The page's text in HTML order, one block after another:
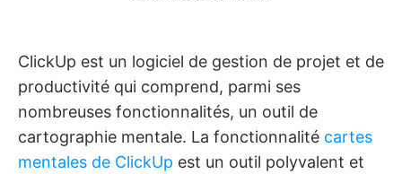
ClickUp est un logiciel de gestion de projet et de
productivité qui comprend, parmi ses
nombreuses fonctionnalités, un outil de
cartographie mentale. La fonctionnalité cartes
mentales de ClickUp est un outil polyvalent et